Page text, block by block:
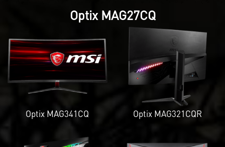
Optix MAG27CQ
Optix MAG341CQ Optix MAG321CQR